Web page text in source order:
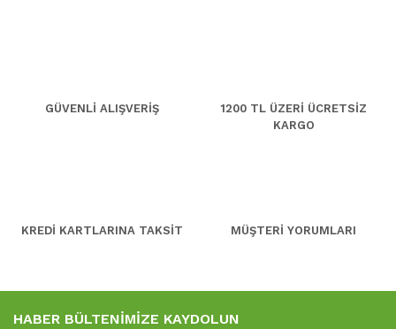
GÜVENLİ ALIŞVERİŞ
1200 TL ÜZERİ ÜCRETSİZ
KARGO
KREDİ KARTLARINA TAKSİT MÜŞTERİ YORUMLARI
HABER BÜLTENİMİZE KAYDOLUN